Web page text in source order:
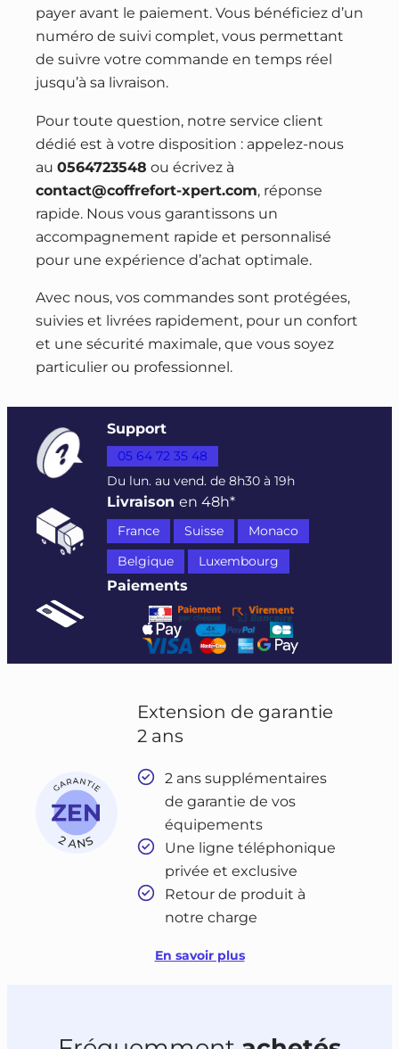
payer avant le paiement. Vous bénéficiez d’un
numéro de suivi complet, vous permettant
de suivre votre commande en temps réel
jusqu’à sa livraison.
Pour toute question, notre service client
dédié est à votre disposition : appelez-nous
au 0564723548 ou écrivez à
contact@coffrefort-xpert.com, réponse
rapide. Nous vous garantissons un
accompagnement rapide et personnalisé
pour une expérience d’achat optimale.
Avec nous, vos commandes sont protégées,
suivies et livrées rapidement, pour un confort
et une sécurité maximale, que vous soyez
particulier ou professionnel.
Support
05 64 72 35 48
Du lun. au vend. de 8h30 à 19h
Livraisonen 48h*
France Suisse
Monaco
Belgique
Luxembourg
Paiements
Extension de garantie
2 ans
2 ans supplémentaires
de garantie de vos
équipements
Une ligne téléphonique
privée et exclusive
Retour de produit à
notre charge
En savoir plus